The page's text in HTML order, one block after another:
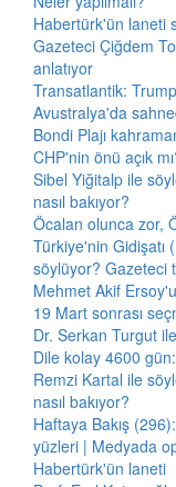
Habertürk'ün laneti
Gazeteci Çiğdem
anlatıyor
Transatlantik:
Avustralya'da
Bondi Plajı
CHP'nin önü açık
Sibel Yiğitalp ile
nasıl bakıyor?
Öcalan olunca zor,
Türkiye'nin Gidişatı
söylüyor? Gazeteci
Mehmet Akif
19 Mart sonrası
Dr. Serkan Turgut
Dile kolay 4600
Remzi Kartal ile
nasıl bakıyor?
Haftaya Bakış
yüzleri | Medyada
Habertürk'ün laneti